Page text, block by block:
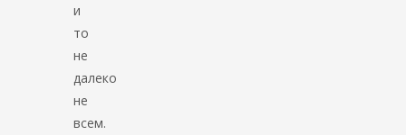
и
то
не
далеко
не
всем.